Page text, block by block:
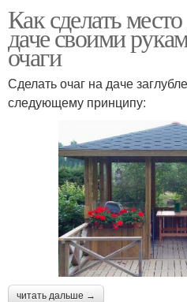
Как сделать
даче своими
очаги
Сделать очаг на даче
следующему принципу:
читать дальше →